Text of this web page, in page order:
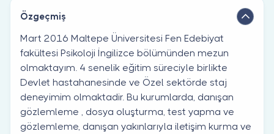
Özgeçmiş
Mart 2016 Maltepe Üniversitesi Fen Edebiyat
fakültesi Psikoloji İngilizce bölümünden mezun
olmaktayım. 4 senelik eğitim süreciyle birlikte
Devlet hastahanesinde ve Özel sektörde staj
deneyimim olmaktadir. Bu kurumlarda, danışan
gözlemleme , dosya oluşturma, test yapma ve
gözlemleme, danışan yakınlarıyla iletişim kurma ve